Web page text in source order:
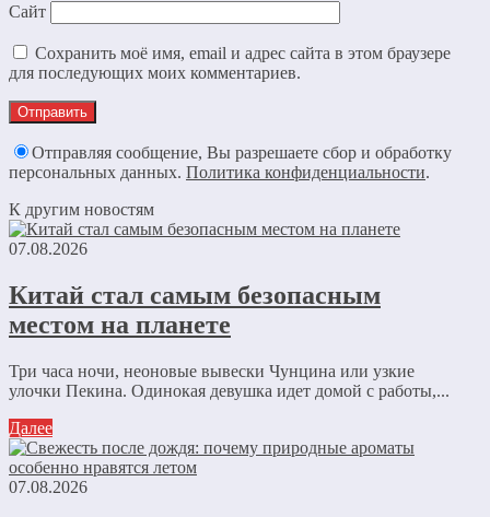
Сайт
Сохранить моё имя, email и адрес сайта в этом браузере
для последующих моих комментариев.
Отправляя сообщение, Вы разрешаете сбор и обработку
персональных данных. Политика конфиденциальности.
К другим новостям
07.08.2026
Китай стал самым безопасным
местом на планете
Три часа ночи, неоновые вывески Чунцина или узкие
улочки Пекина. Одинокая девушка идет домой с работы,...
Далее
07.08.2026